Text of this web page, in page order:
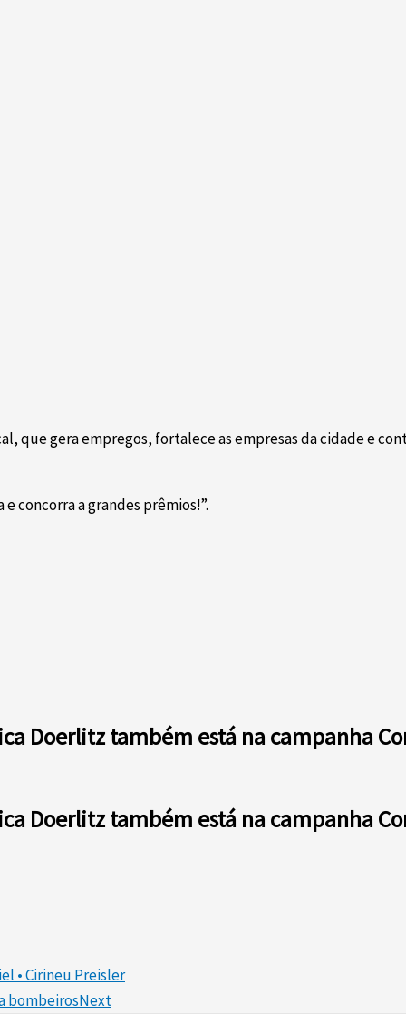
que gera empregos, fortalece as empresas da cidade e
concorra a grandes prêmios!”.
Doerlitz também está na campanha
Doerlitz também está na campanha
• Cirineu Preisler
bombeirosNext